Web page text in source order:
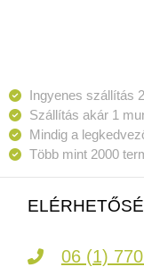
Ingyenes szállítás
Szállítás akár 1
Mindig a
Több mint 2000
06 (1)